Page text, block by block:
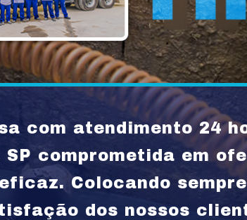
com atendimento 24
SP comprometida em
Colocando
dos nossos